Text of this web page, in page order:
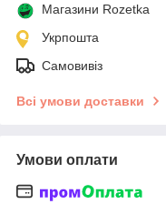
Магазини Rozetka
Укрпошта
Самовивіз
Всі умови доставки
Умови оплати